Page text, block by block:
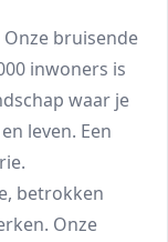
Onze bruisende
inwoners is
waar je
leven. Een
betrokken
Onze